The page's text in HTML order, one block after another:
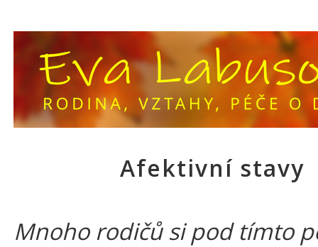
Afektivní stavy
Mnoho rodičů si pod tímto